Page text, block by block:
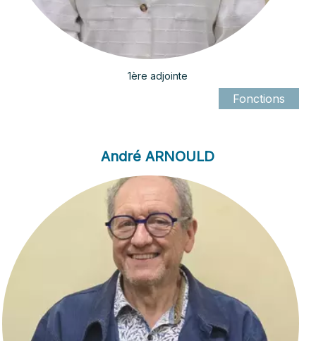
1ère adjointe
André ARNOULD